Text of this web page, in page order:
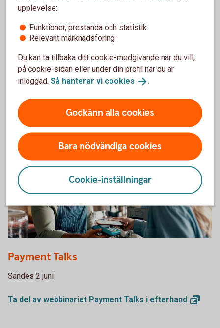
Ekonomiska läget - vecka 25
Sändes 15 juni
Ta del av webbinariet Ekonomiska läget i efterhand
Payment Talks
Sändes 2 juni
Ta del av webbinariet Payment Talks i efterhand
upplevelse:
Funktioner, prestanda och statistik
Relevant marknadsföring
Du kan ta tillbaka ditt cookie-medgivande när du vill,
på cookie-sidan eller under din profil när du är
inloggad. Så hanterar vi cookies .
Godkänn alla cookies
Bara nödvändiga cookies
Cookie-inställningar